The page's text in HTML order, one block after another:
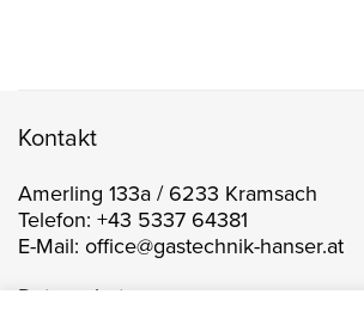
Kontakt
Amerling 133a / 6233 Kramsach
Telefon: +43 5337 64381
E-Mail: office@gastechnik-hanser.at
Datenschutz